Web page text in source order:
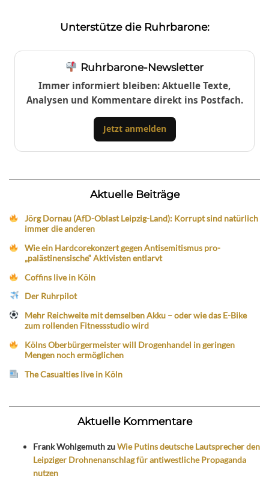
Unterstütze die Ruhrbarone:
Ruhrbarone-Newsletter
Immer informiert bleiben: Aktuelle Texte,
Analysen und Kommentare direkt ins Postfach.
Jetzt anmelden
Aktuelle Beiträge
Jörg Dornau (AfD-Oblast Leipzig-Land): Korrupt sind natürlich
immer die anderen
Wie ein Hardcorekonzert gegen Antisemitismus pro-
„palästinensische“ Aktivisten entlarvt
Coffins live in Köln
Der Ruhrpilot
Mehr Reichweite mit demselben Akku – oder wie das E-Bike
zum rollenden Fitnessstudio wird
Kölns Oberbürgermeister will Drogenhandel in geringen
Mengen noch ermöglichen
The Casualties live in Köln
Aktuelle Kommentare
Frank WohlgemuthzuWie Putins deutsche Lautsprecher den
Leipziger Drohnenanschlag für antiwestliche Propaganda
nutzen